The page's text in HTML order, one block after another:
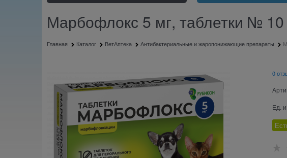
Марбофлокс 5 мг, таблетки № 10
Главная Каталог ВетАптека Антибактериальные и жаропонижающие препараты
0
Ед.